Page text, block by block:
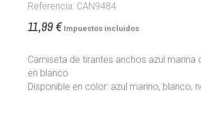
Referencia: CAN9484
11,99 € Impuestos incluidos
Camiseta de tirantes anchos azul
en blanco
Disponible en color: azul marino, blanco,